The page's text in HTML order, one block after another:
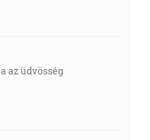
az üdvösség